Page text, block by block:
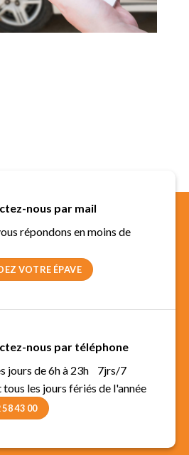
nous par mail
répondons en moins de
VOTRE ÉPAVE
nous par téléphone
jours de 6h à 23h 7jrs/7
les jours fériés de l'année
58 43 00